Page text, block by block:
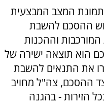
המצב המבצעית
ההסכם להשבת
וההכנות
הוא תוצאה ישירה של
את התנאים להשבת
ההסכם, צה"ל מחויב
הזירות - בהגנה